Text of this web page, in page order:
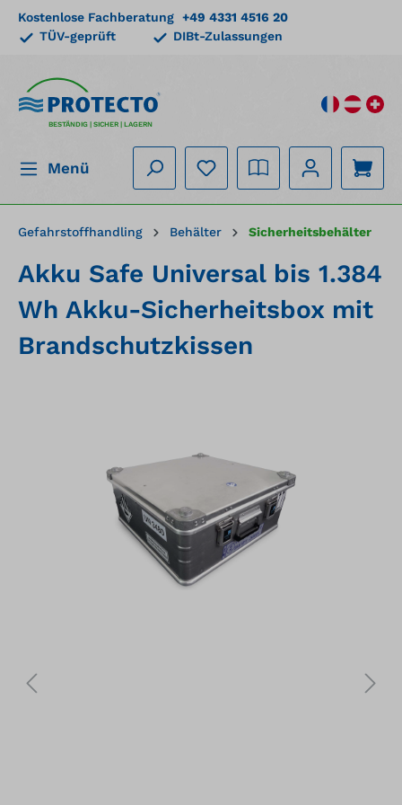
springen
Kostenlose Fachberatung +49 4331 4516 20
TÜV-geprüft
DIBt-Zulassungen
BESTÄNDIG | SICHER | LAGERN
Menü
Gefahrstoffhandling Behälter Sicherheitsbehälter
Akku Safe Universal bis 1.384
Wh Akku-Sicherheitsbox mit
Brandschutzkissen